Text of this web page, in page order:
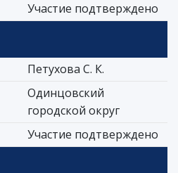
Участие подтверждено
Петухова С. К.
Одинцовский
городской округ
Участие подтверждено